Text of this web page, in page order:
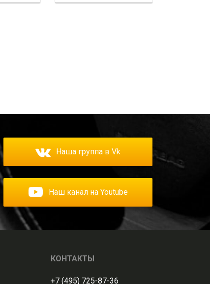
Наша группа в Vk
Наш канал на Youtube
КОНТАКТЫ
+7 (495) 725-87-36